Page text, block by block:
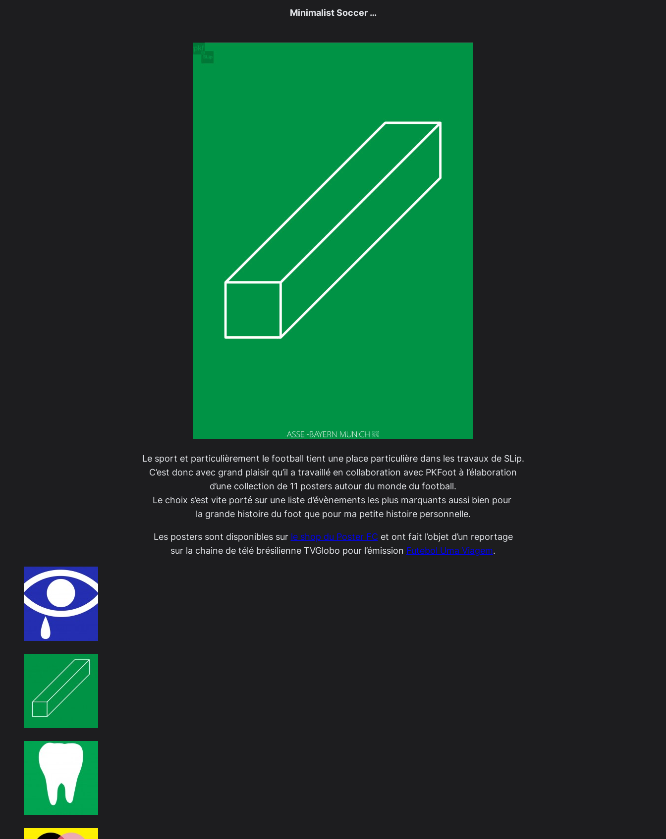
Minimalist Soccer …
Le sport et particulièrement le football tient une place particulière dans les travaux de SLip.
C’est donc avec grand plaisir qu’il a travaillé en collaboration avec PKFoot à l’élaboration
d’une collection de 11 posters autour du monde du football.
Le choix s’est vite porté sur une liste d’évènements les plus marquants aussi bien pour
la grande histoire du foot que pour ma petite histoire personnelle.
Les posters sont disponibles sur le shop du Poster FC et ont fait l’objet d’un reportage
sur la chaine de télé brésilienne TVGlobo pour l’émission Futebol Uma Viagem.